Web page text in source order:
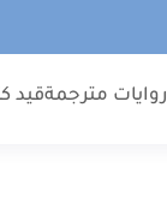
روايات مترجمةقيد